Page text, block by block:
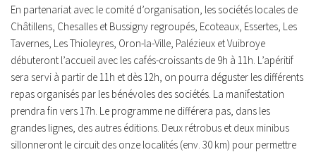
En partenariat avec le comité d’organisation, les sociétés locales de
Châtillens, Chesalles et Bussigny regroupés, Ecoteaux, Essertes, Les
Tavernes, Les Thioleyres, Oron-la-Ville, Palézieux et Vuibroye
débuteront l’accueil avec les cafés-croissants de 9h à 11h. L’apéritif
sera servi à partir de 11h et dès 12h, on pourra déguster les différents
repas organisés par les bénévoles des sociétés. La manifestation
prendra fin vers 17h. Le programme ne différera pas, dans les
grandes lignes, des autres éditions. Deux rétrobus et deux minibus
sillonneront le circuit des onze localités (env. 30 km) pour permettre